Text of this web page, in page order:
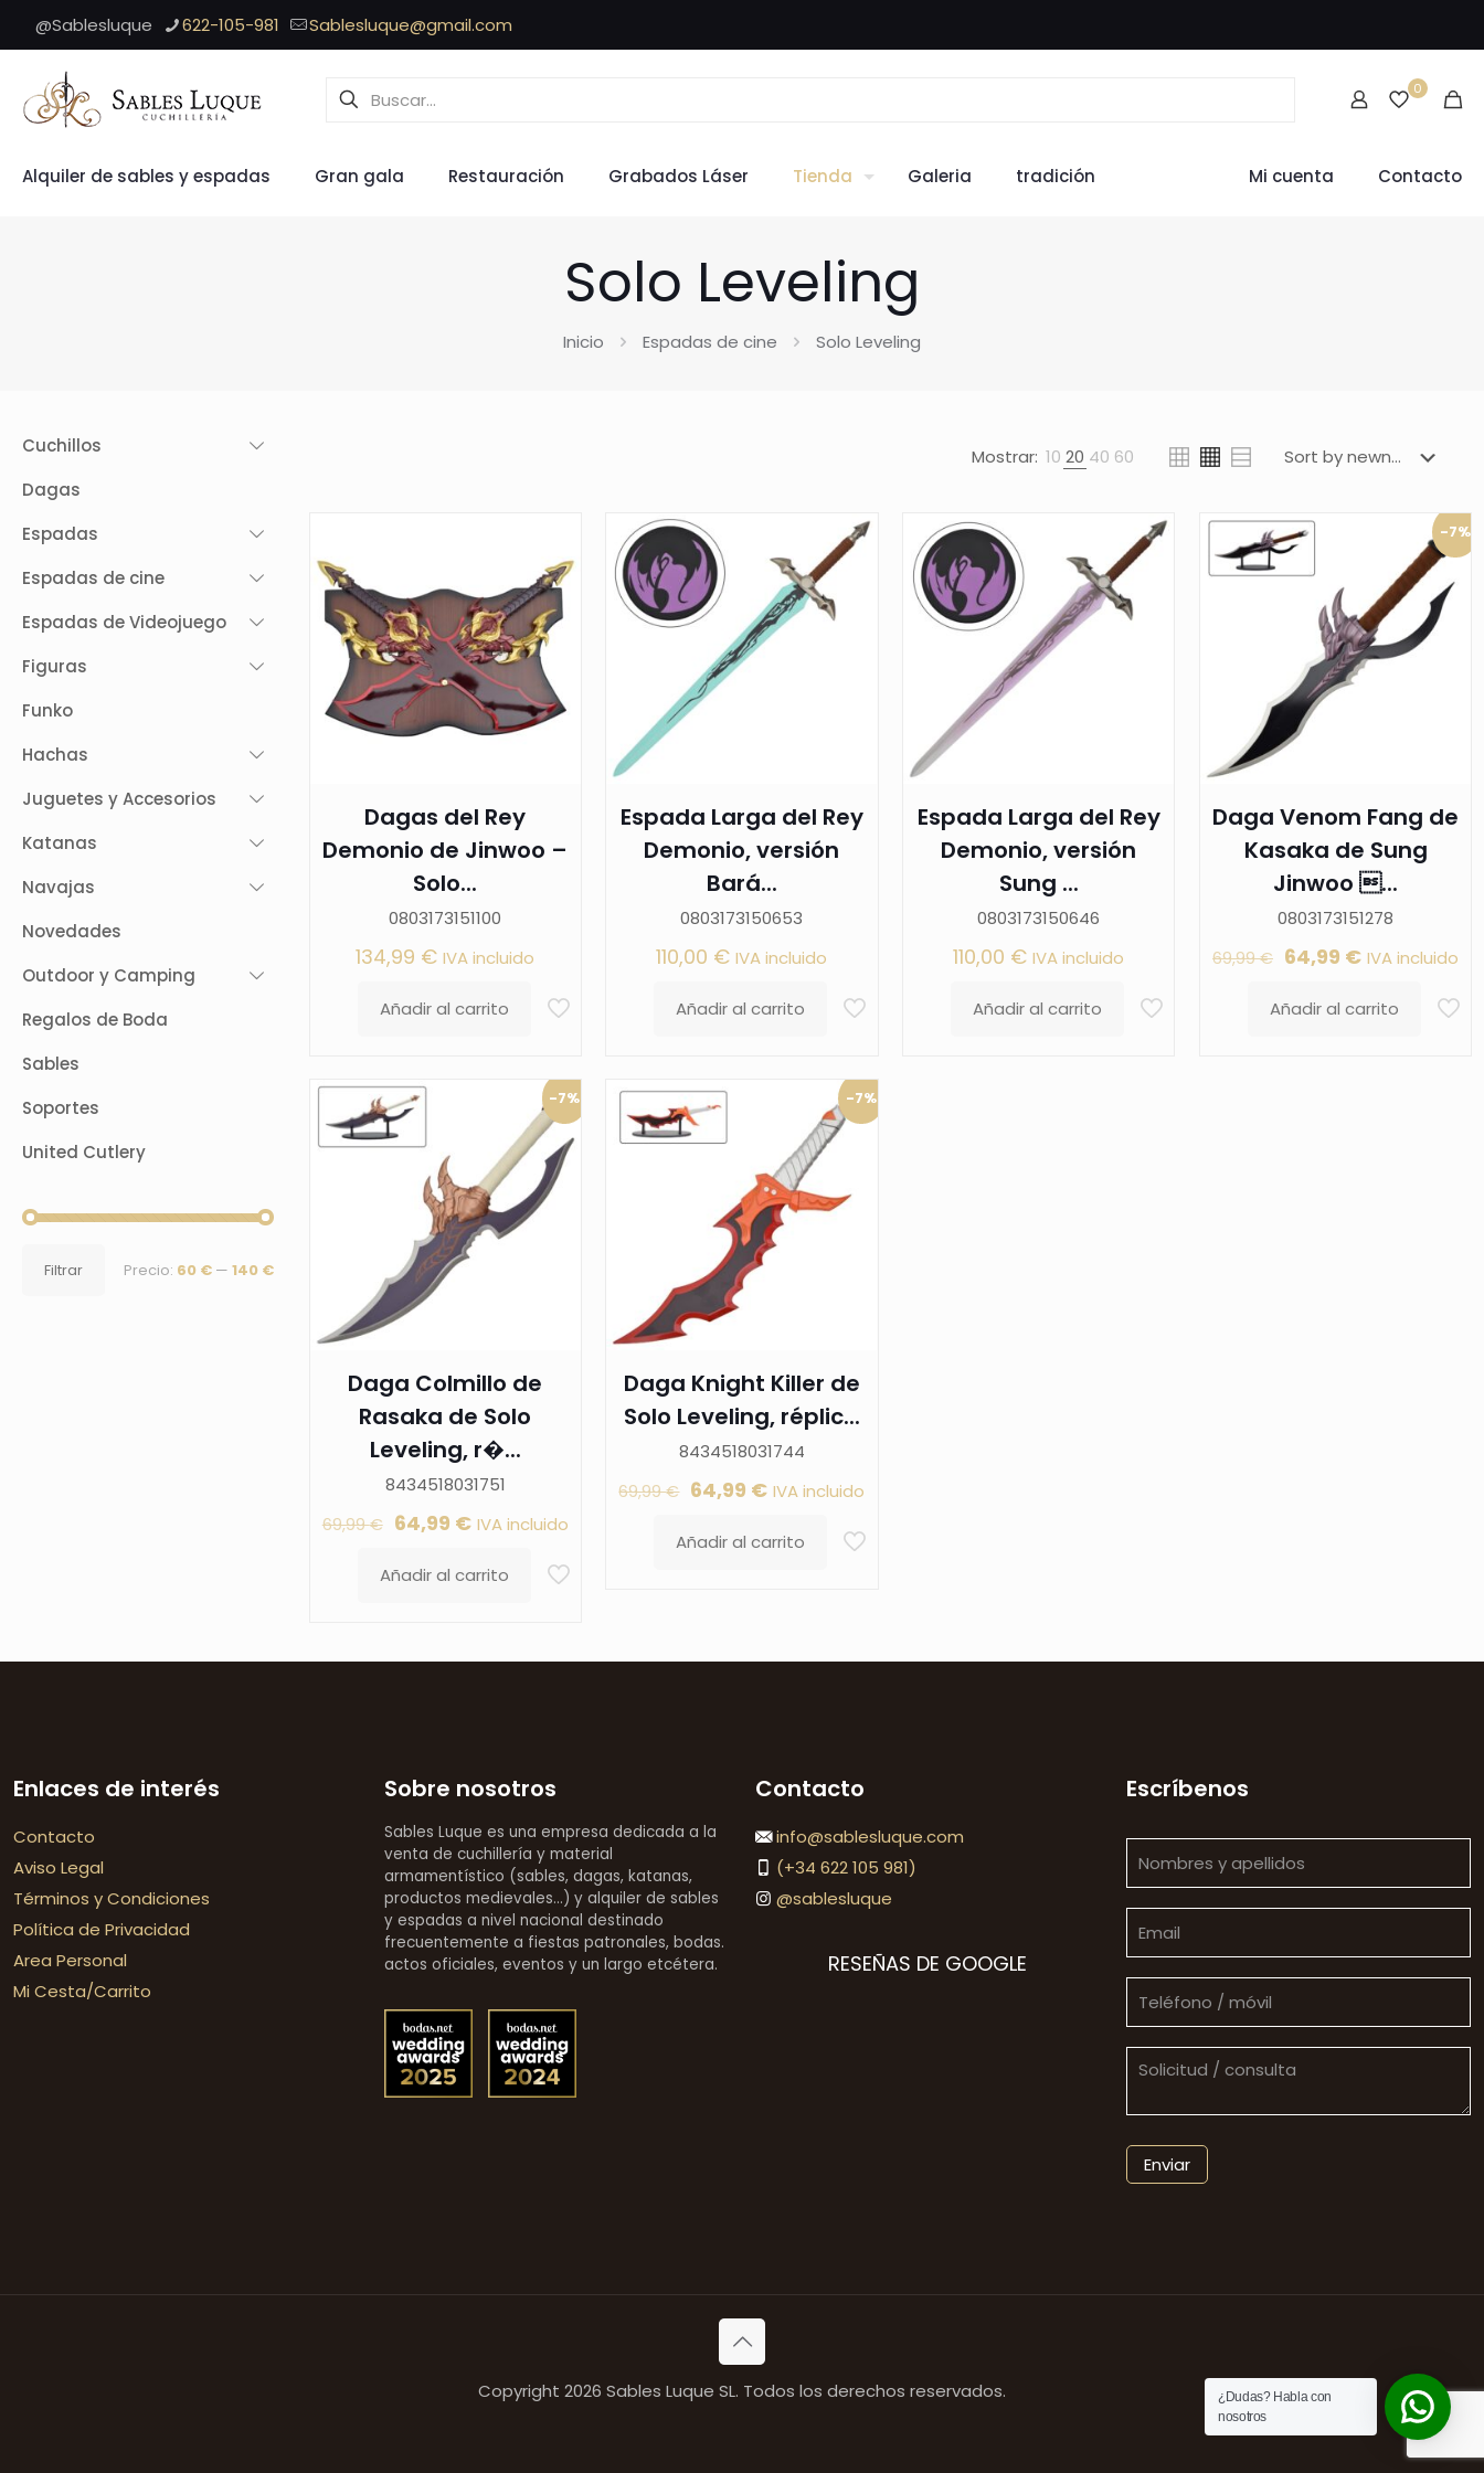
@Sablesluque 622-105-981 Sablesluque@gmail.com
0
Alquiler de sables y espadas Gran gala Restauración Grabados Láser Tienda Galeria tradición Mi cuenta Contacto
Solo Leveling
Inicio Espadas de cine Solo Leveling
Mostrar: 10 20 40 60
Dagas del Rey
Demonio de Jinwoo –
Solo...
0803173151100
134,99 € IVA incluido
Añadir al carrito
Espada Larga del Rey
Demonio, versión
Bará...
0803173150653
110,00 € IVA incluido
Añadir al carrito
Espada Larga del Rey
Demonio, versión
Sung ...
0803173150646
110,00 € IVA incluido
Añadir al carrito
-7%
Daga Venom Fang de
Kasaka de Sung
Jinwoo ...
0803173151278
69,99€ El
original
64,99 €El
actual
IVA incluido
Añadir al carrito
-7%
Daga Colmillo de
Rasaka de Solo
Leveling, r�...
8434518031751
69,99€ El
original
64,99 €El
actual
IVA incluido
Añadir al carrito
-7%
Daga Knight Killer de
Solo Leveling, réplic...
8434518031744
69,99€ El
original
64,99 €El
actual
IVA incluido
Añadir al carrito
Cuchillos
Dagas
Espadas
Espadas de cine
Espadas de Videojuego
Figuras
Funko
Hachas
Juguetes y Accesorios
Katanas
Navajas
Novedades
Outdoor y Camping
Regalos de Boda
Sables
Soportes
United Cutlery
Filtrar Precio: 60 €— 140 €
Enlaces de interés
Contacto
Aviso Legal
Términos y Condiciones
Política de Privacidad
Area Personal
Mi Cesta/Carrito
Sobre nosotros
Sables Luque es una empresa dedicada a la
venta de cuchillería y material
armamentístico (sables, dagas, katanas,
productos medievales...) y alquiler de sables
y espadas a nivel nacional destinado
frecuentemente a fiestas patronales, bodas.
actos oficiales, eventos y un largo etcétera.
Contacto
info@sablesluque.com
(+34 622 105 981)
@sablesluque
RESEÑAS DE GOOGLE
Escríbenos
Copyright 2026 Sables Luque SL. Todos los derechos reservados.
¿Dudas? Habla con
nosotros